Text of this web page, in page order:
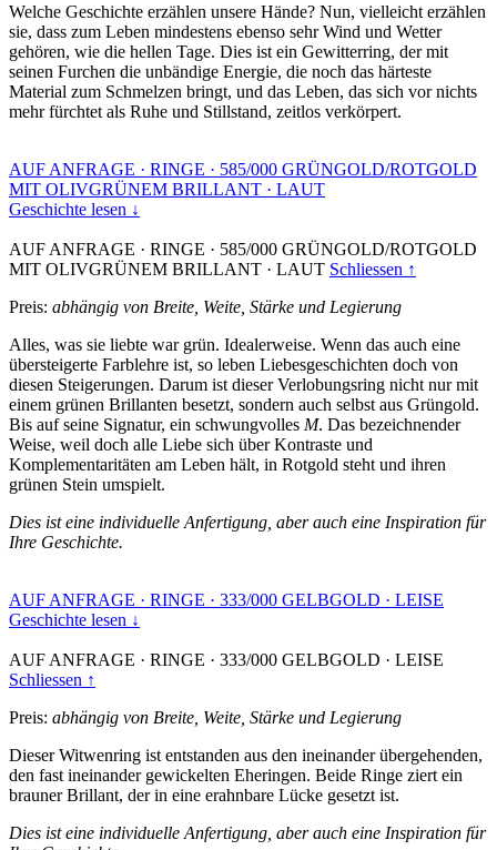
Welche Geschichte erzählen unsere Hände? Nun, vielleicht erzählen
sie, dass zum Leben mindestens ebenso sehr Wind und Wetter
gehören, wie die hellen Tage. Dies ist ein Gewitterring, der mit
seinen Furchen die unbändige Energie, die noch das härteste
Material zum Schmelzen bringt, und das Leben, das sich vor nichts
mehr fürchtet als Ruhe und Stillstand, zeitlos verkörpert.
AUF ANFRAGE · RINGE · 585/000 GRÜNGOLD/ROTGOLD
MIT OLIVGRÜNEM BRILLANT · LAUT
Geschichte lesen ↓
AUF ANFRAGE · RINGE · 585/000 GRÜNGOLD/ROTGOLD
MIT OLIVGRÜNEM BRILLANT · LAUT Schliessen ↑
Preis: abhängig von Breite, Weite, Stärke und Legierung
Alles, was sie liebte war grün. Idealerweise. Wenn das auch eine
übersteigerte Farblehre ist, so leben Liebesgeschichten doch von
diesen Steigerungen. Darum ist dieser Verlobungsring nicht nur mit
einem grünen Brillanten besetzt, sondern auch selbst aus Grüngold.
Bis auf seine Signatur, ein schwungvolles M. Das bezeichnender
Weise, weil doch alle Liebe sich über Kontraste und
Komplementaritäten am Leben hält, in Rotgold steht und ihren
grünen Stein umspielt.
Dies ist eine individuelle Anfertigung, aber auch eine Inspiration für
Ihre Geschichte.
AUF ANFRAGE · RINGE · 333/000 GELBGOLD · LEISE
Geschichte lesen ↓
AUF ANFRAGE · RINGE · 333/000 GELBGOLD · LEISE
Schliessen ↑
Preis: abhängig von Breite, Weite, Stärke und Legierung
Dieser Witwenring ist entstanden aus den ineinander übergehenden,
den fast ineinander gewickelten Eheringen. Beide Ringe ziert ein
brauner Brillant, der in eine erahnbare Lücke gesetzt ist.
Dies ist eine individuelle Anfertigung, aber auch eine Inspiration für